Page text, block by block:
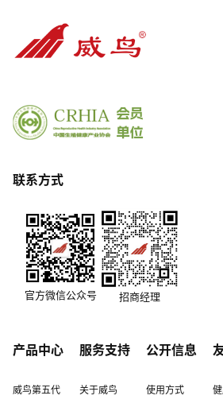
联系方式
官方微信公众号 招商经理
产品中心
威鸟第五代
服务支持
关于威鸟
公开信息
使用方式